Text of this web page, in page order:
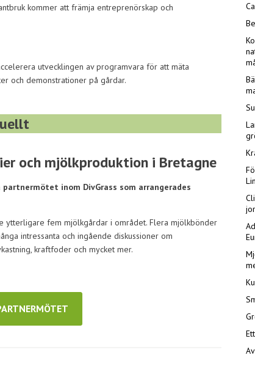
kommer att främja entreprenörskap och
utvecklingen av programvara för att mäta
och demonstrationer på gårdar.
och mjölkproduktion i Bretagne
inom DivGrass som arrangerades
ytterligare fem mjölkgårdar i området. Flera mjölkbönder
intressanta och ingående diskussioner om
kraftfoder och mycket mer.